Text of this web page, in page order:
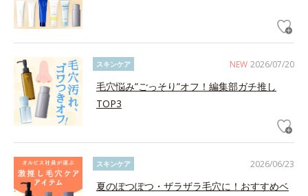
NEW 2026/07/20
スキンケア
毛穴悩み”ごっそり”オフ！編集部ガチ推し
TOP3
2026/06/23
スキンケア
夏のぽつぽつ・ザラザラ毛穴に！おすすめベ